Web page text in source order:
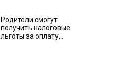
Родители смогут
получить налоговые
льготы за оплату